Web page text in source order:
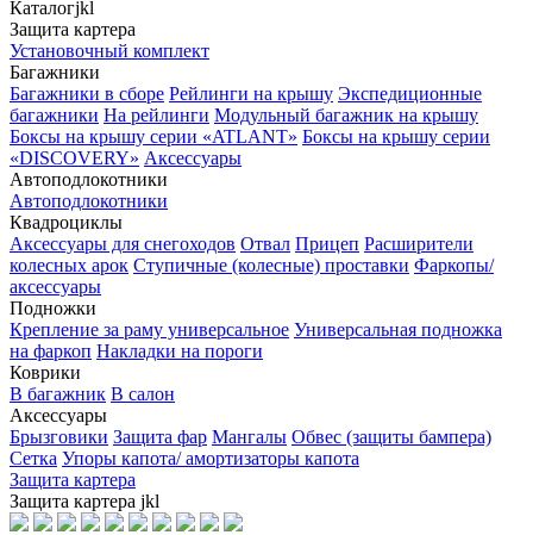
Каталогjkl
Защита картера
Установочный комплект
Багажники
Багажники в сборе Рейлинги на крышу Экспедиционные
багажники На рейлинги Модульный багажник на крышу
Боксы на крышу серии «ATLANT» Боксы на крышу серии
«DISCOVERY» Аксессуары
Автоподлокотники
Автоподлокотники
Квадроциклы
Аксессуары для снегоходов Отвал Прицеп Расширители
колесных арок Ступичные (колесные) проставки Фаркопы/
аксессуары
Подножки
Крепление за раму универсальное Универсальная подножка
на фаркоп Накладки на пороги
Коврики
В багажник В салон
Аксессуары
Брызговики Защита фар Мангалы Обвес (защиты бампера)
Сетка Упоры капота/ амортизаторы капота
Защита картера
Защита картера jkl